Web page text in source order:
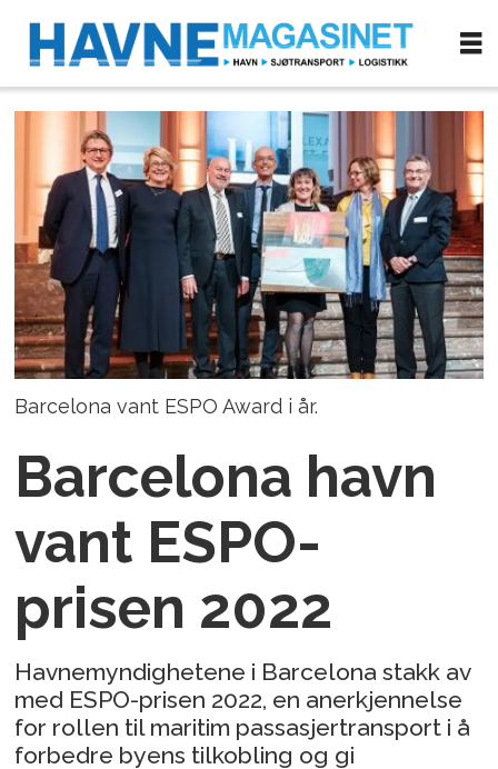
Barcelona vant ESPO Award i år.
Barcelona havn
vant ESPO-
prisen 2022
Havnemyndighetene i Barcelona stakk av
med ESPO-prisen 2022, en anerkjennelse
for rollen til maritim passasjertransport i å
forbedre byens tilkobling og gi